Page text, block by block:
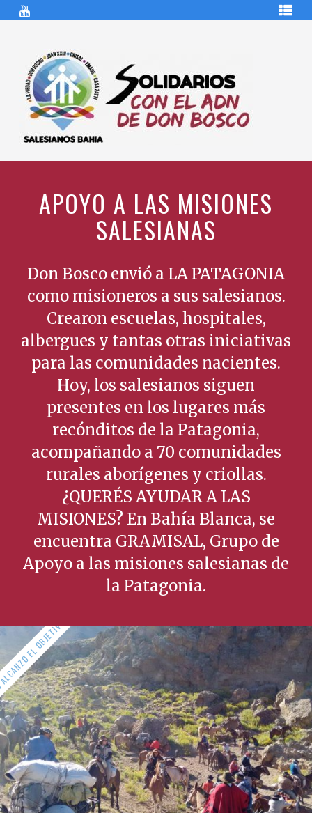
Ir
SOLIDARIOS
EL
BOSCO
¿QUIÉNES
NOTICIAS
SOLIDARIAS
COVID-
19
LOGIN
REGISTER
APOYO A LAS MISIONES
SALESIANAS
Don Bosco envió a LA PATAGONIA
como misioneros a sus salesianos.
Crearon escuelas, hospitales,
albergues y tantas otras iniciativas
para las comunidades nacientes.
Hoy, los salesianos siguen
presentes en los lugares más
recónditos de la Patagonia,
acompañando a 70 comunidades
rurales aborígenes y criollas.
¿QUERÉS AYUDAR A LAS
MISIONES? En Bahía Blanca, se
encuentra GRAMISAL, Grupo de
Apoyo a las misiones salesianas de
la Patagonia.
EL OBJETIVO